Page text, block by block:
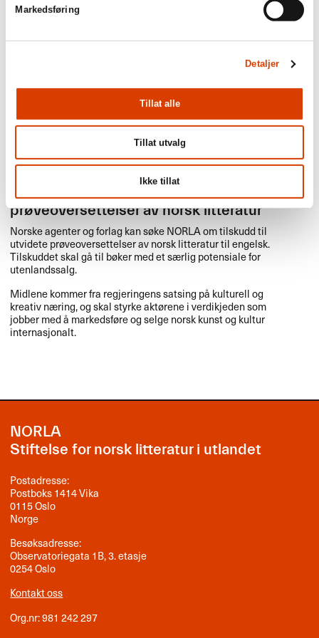
Markedsføring
Detaljer
Tillat alle
Tillat utvalg
Ikke tillat
Det kan søkes om tilskudd til både skjønnlitteratur og
NORLAs kriterier for oversettelsestilskudd. Oversettelsen må
Tilskudd til prøveoversettelser av NORLAs fokustitler vil
1. september
Søknadsfrist: Utvidete
prøveoversettelser av norsk litteratur
Norske agenter og forlag kan søkeNORLAom tilskudd til
utvidete prøveoversettelser av norsk litteratur til engelsk.
Tilskuddet skal gå til bøker med et særlig potensiale for
utenlandssalg.
Midlene kommer fra regjeringens satsing på kulturell og
kreativ næring, og skal styrke aktørene i verdikjeden som
jobber med å markedsføre og selge norsk kunst og kultur
internasjonalt.
NORLA
Stiftelse for norsk litteratur i utlandet
Postadresse:
Postboks 1414 Vika
0115 Oslo
Norge
Besøksadresse:
Observatoriegata 1B, 3. etasje
0254 Oslo
Kontakt oss
Org.nr: 981 242 297